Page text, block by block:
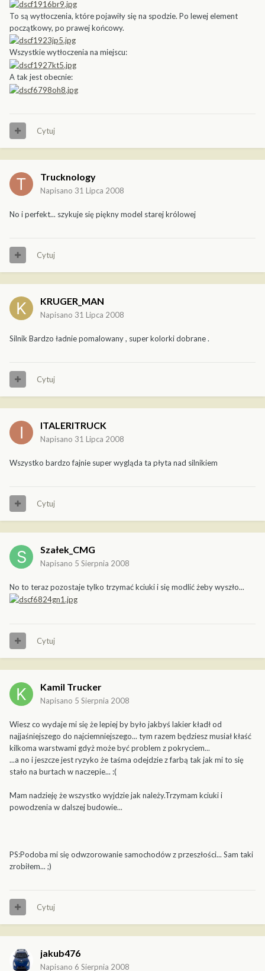
To są wytłoczenia, które pojawiły się na spodzie. Po lewej element
początkowy, po prawej końcowy.
Wszystkie wytłoczenia na miejscu:
A tak jest obecnie:
Cytuj
Trucknology
Napisano 31 Lipca 2008
No i perfekt... szykuje się piękny model starej królowej
Cytuj
KRUGER_MAN
Napisano 31 Lipca 2008
Silnik Bardzo ładnie pomalowany , super kolorki dobrane .
Cytuj
ITALERITRUCK
Napisano 31 Lipca 2008
Wszystko bardzo fajnie super wygląda ta płyta nad silnikiem
Cytuj
Szałek_CMG
Napisano 5 Sierpnia 2008
No to teraz pozostaje tylko trzymać kciuki i się modlić żeby wyszło...
Cytuj
Kamil Trucker
Napisano 5 Sierpnia 2008
Wiesz co wydaje mi się że lepiej by było jakbyś lakier kładł od
najjaśniejszego do najciemniejszego... tym razem będziesz musiał kłaść
kilkoma warstwami gdyż może być problem z pokryciem...
...a no i jeszcze jest ryzyko że taśma odejdzie z farbą tak jak mi to się
stało na burtach w naczepie... :(
Mam nadzieję że wszystko wyjdzie jak należy.Trzymam kciuki i
powodzenia w dalszej budowie...
PS:Podoba mi się odwzorowanie samochodów z przeszłości... Sam taki
zrobiłem... ;)
Cytuj
jakub476
Napisano 6 Sierpnia 2008